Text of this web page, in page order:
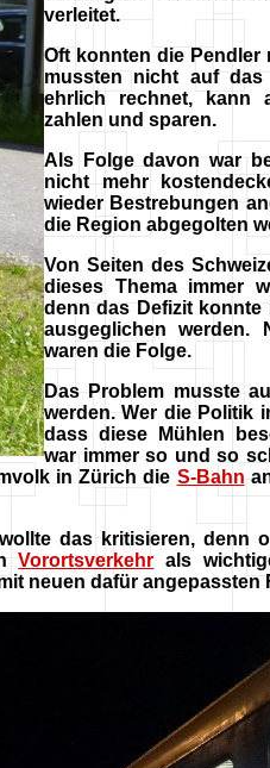
verleitet.
Oft konnten die Pendler
mussten nicht auf das
ehrlich rechnet, kann
zahlen und sparen.
Als Folge davon war
nicht mehr
wieder Bestrebungen
die Region abgegolten
Von Seiten des
dieses Thema immer
denn das Defizit konnte
ausgeglichen werden.
waren die Folge.
Das Problem musste
werden. Wer die Politik
dass diese Mühlen
war immer so und so
in Zürich die S-Bahn
das kritisieren, denn
Vorortsverkehr als
neuen dafür angepassten